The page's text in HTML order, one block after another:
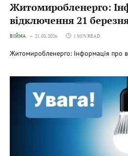
Житомиробленерго:
відключення 21
ВІЙНА 21.03.2026 1 MIN READ
Житомиробленерго: Інформація про